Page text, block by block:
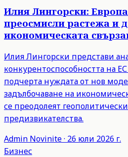
Илия Лингорски:
преосмисли растежа и
икономическата
Илия Лингорски представи
конкурентоспособността на
подчерта нуждата от нов
задълбочаване на
се преодолеят
предизвикателства.
Admin Novinite· 26 юли 2026 г.
Бизнес